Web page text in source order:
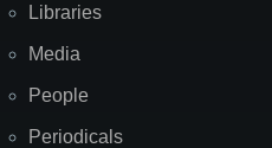
Libraries
Media
People
Periodicals